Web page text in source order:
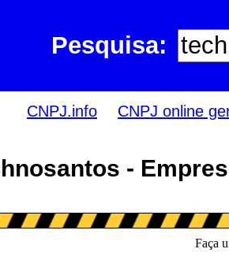
Pesquisa:
CNPJ.info CNPJ online
-